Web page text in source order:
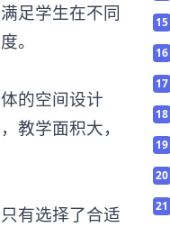
足学生在不同
。
的空间设计
教学面积大，
有选择了合适
15
16
17
18
19
20
21